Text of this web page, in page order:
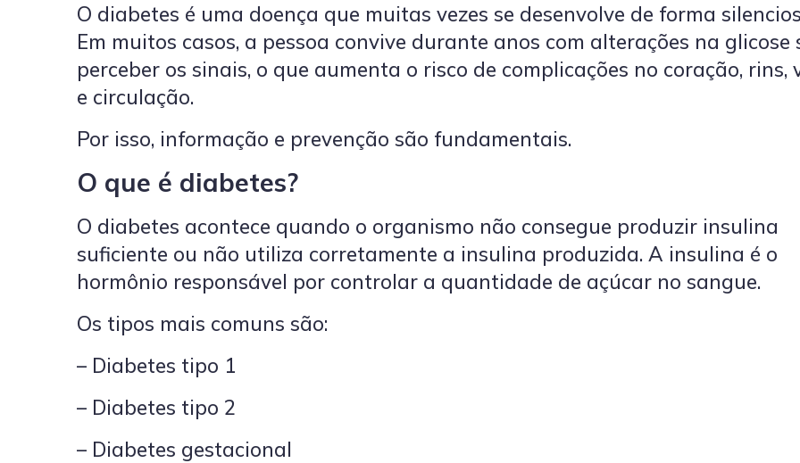
O diabetes é uma doença que muitas vezes se desenvolve de forma
Em muitos casos, a pessoa convive durante anos com alterações na glicose
perceber os sinais, o que aumenta o risco de complicações no coração, rins,
e circulação.
Por isso, informação e prevenção são fundamentais.
O que é diabetes?
O diabetes acontece quando o organismo não consegue produzir insulina
suficiente ou não utiliza corretamente a insulina produzida. A insulina é o
hormônio responsável por controlar a quantidade de açúcar no sangue.
Os tipos mais comuns são:
– Diabetes tipo 1
– Diabetes tipo 2
– Diabetes gestacional